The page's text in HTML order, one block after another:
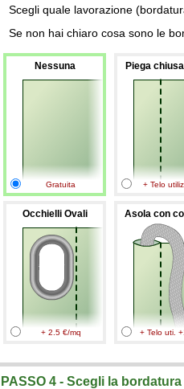
Scegli quale lavorazione
Se non hai chiaro cosa sono le
Nessuna
Gratuita
Piega
+ Telo
Occhielli Ovali
+ 2.5 €/mq
Asola con
+ Telo uti.
PASSO 4 - Scegli la